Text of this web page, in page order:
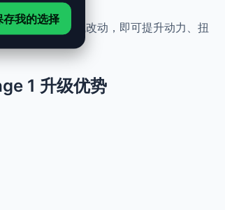
性。无需机械改动，即可提升动力、扭
1 升级优势
存我的选择